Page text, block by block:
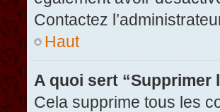
Contactez
Haut
A quoi sert “Supprimer
Cela supprime tous les